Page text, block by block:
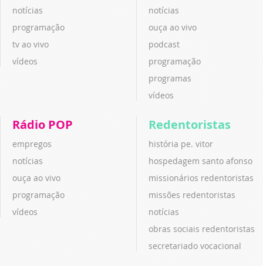
notícias
programação
tv ao vivo
vídeos
notícias
ouça ao vivo
podcast
programação
programas
vídeos
Rádio POP
empregos
notícias
ouça ao vivo
programação
vídeos
Redentoristas
história pe. vitor
hospedagem santo afonso
missionários redentoristas
missões redentoristas
notícias
obras sociais redentoristas
secretariado vocacional